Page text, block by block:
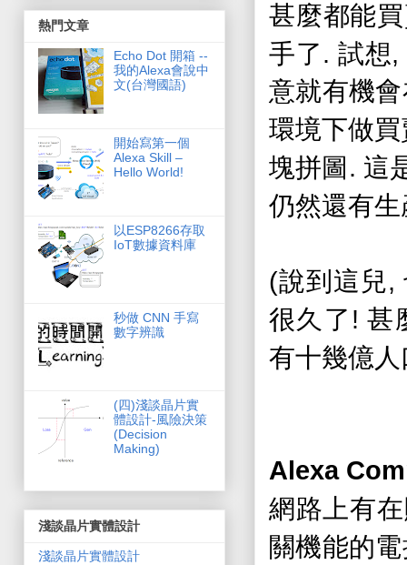
甚麼都能
手了.試想,
意就有機
環境下做
塊拼圖 . 這
仍然還有
(說到這兒,
很久了 !甚
有十幾億
Alexa
網路上有
關機能的
熱門文章
Echo Dot 開箱 --
我的Alexa會說中
文(台灣國語)
開始寫第一個
Alexa Skill –
Hello World!
以ESP8266存取
IoT數據資料庫
秒做 CNN 手寫
數字辨識
(­四)淺談晶片實
體設計-風險決策
(Decision
Making)
淺談晶片實體設計
淺談晶片實體設計